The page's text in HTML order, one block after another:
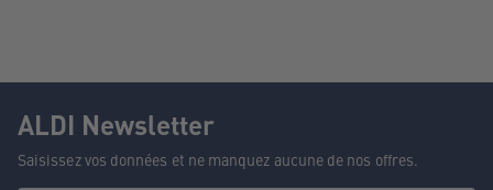
ALDI Newsletter
Saisissez vos données et ne manquez aucune de nos offres.